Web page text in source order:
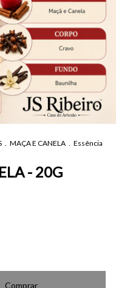
. MAÇA E CANELA . Essência
- 20G